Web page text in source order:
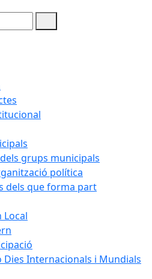
grups municipals
política
dels que forma part
Local
Dies Internacionals i Mundials